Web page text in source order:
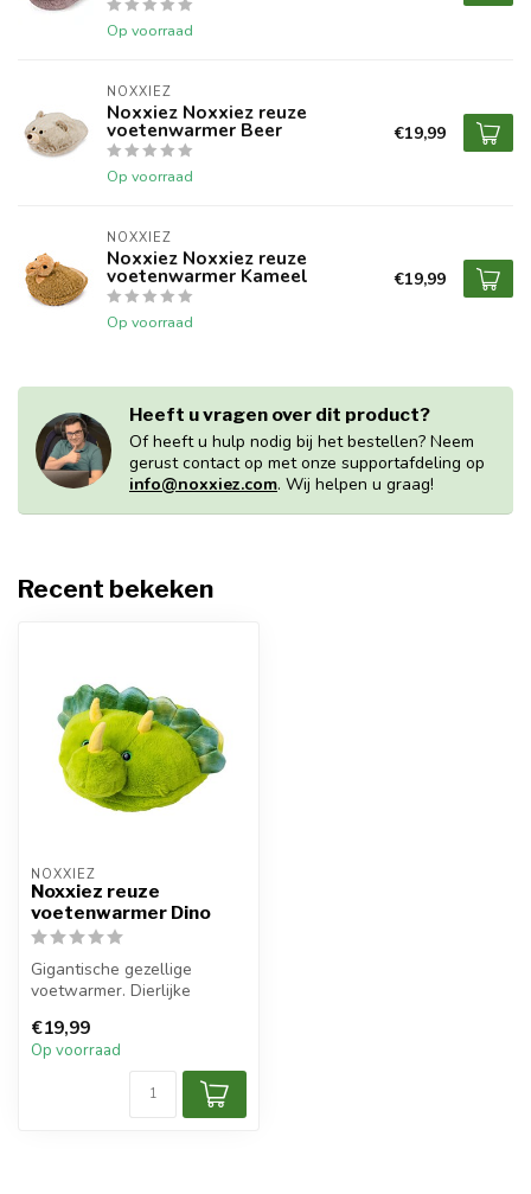
Op voorraad
NOXXIEZ
Noxxiez Noxxiez reuze
voetenwarmer Beer
Op voorraad
€19,99
NOXXIEZ
Noxxiez Noxxiez reuze
voetenwarmer Kameel
Op voorraad
€19,99
Heeft u vragen over dit product?
Of heeft u hulp nodig bij het bestellen? Neem
gerust contact op met onze supportafdeling op
info@noxxiez.com. Wij helpen u graag!
Recent bekeken
NOXXIEZ
Noxxiez reuze
voetenwarmer Dino
Gigantische gezellige
voetwarmer. Dierlijke
Kinderen zi...
€19,99
Op voorraad